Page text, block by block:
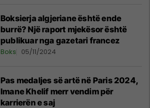
Boksierja algjeriane është ende
burrë? Një raport mjekësor është
publikuar nga gazetari francez
Boks 05/11/2024
Pas medaljes së artë në Paris 2024,
Imane Khelif merr vendim për
karrierën e saj